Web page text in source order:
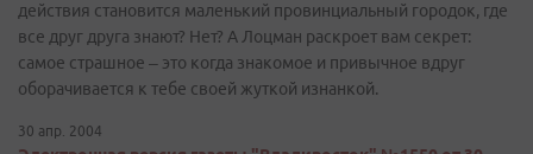
действия становится маленький провинциальный городок, где
все друг друга знают? Нет? А Лоцман раскроет вам секрет:
самое страшное – это когда знакомое и привычное вдруг
оборачивается к тебе своей жуткой изнанкой.
30 апр. 2004